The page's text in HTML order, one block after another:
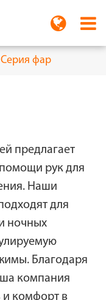
Серия фар
предлагает
рук для
Наши
для
ночных
Благодаря
компания
и комфорт в